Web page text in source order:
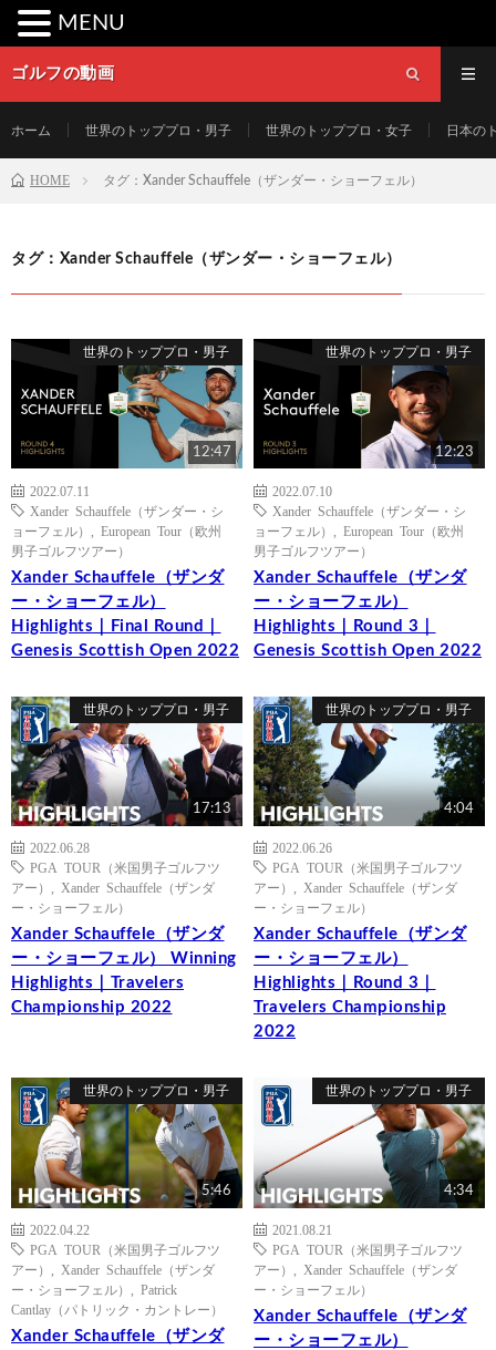
ゴルフの動画
ホーム 世界のトッププロ・男子 世界のトッププロ・女子 日本の
HOME タグ：Xander Schauffele（ザンダー・ショーフェル）
タグ：Xander Schauffele（ザンダー・ショーフェル）
世界のトッププロ・男子
12:47
2022.07.11
Xander Schauffele（ザンダー・シ
ョーフェル）
European Tour（欧州
男子ゴルフツアー）
Xander Schauffele（ザンダ
ー・ショーフェル）
Highlights｜Final Round｜
Genesis Scottish Open 2022
世界のトッププロ・男子
12:23
2022.07.10
Xander Schauffele（ザンダー・シ
ョーフェル）
European Tour（欧州
男子ゴルフツアー）
Xander Schauffele（ザンダ
ー・ショーフェル）
Highlights｜Round 3｜
Genesis Scottish Open 2022
世界のトッププロ・男子
17:13
2022.06.28
PGA TOUR（米国男子ゴルフツ
アー）
Xander Schauffele（ザンダ
ー・ショーフェル）
Xander Schauffele（ザンダ
ー・ショーフェル） Winning
Highlights｜Travelers
Championship 2022
世界のトッププロ・男子
4:04
2022.06.26
PGA TOUR（米国男子ゴルフツ
アー）
Xander Schauffele（ザンダ
ー・ショーフェル）
Xander Schauffele（ザンダ
ー・ショーフェル）
Highlights｜Round 3｜
Travelers Championship
2022
世界のトッププロ・男子
5:46
2022.04.22
PGA TOUR（米国男子ゴルフツ
アー）
Xander Schauffele（ザンダ
ー・ショーフェル）
Patrick
Cantlay（パトリック・カントレー）
Xander Schauffele（ザンダ
世界のトッププロ・男子
4:34
2021.08.21
PGA TOUR（米国男子ゴルフツ
アー）
Xander Schauffele（ザンダ
ー・ショーフェル）
Xander Schauffele（ザンダ
ー・ショーフェル）
MENU